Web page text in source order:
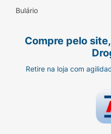
Bulário
Compre pelo
Retire na loja com